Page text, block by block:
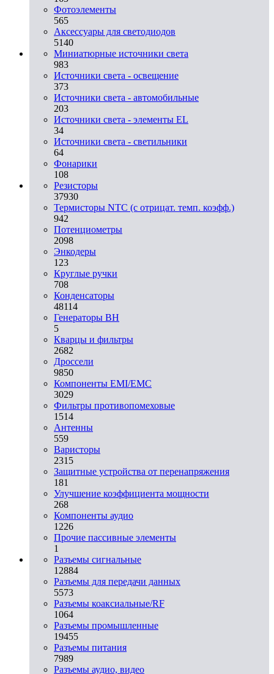
Фотоэлементы
565
Аксессуары для светодиодов
5140
Миниатюрные источники света
983
Источники света - освещение
373
Источники света - автомобильные
203
Источники света - элементы EL
34
Источники света - светильники
64
Фонарики
108
Резисторы
37930
Термисторы NTC (с отрицат. темп. коэфф.)
942
Потенциометры
2098
Энкодеры
123
Круглые ручки
708
Конденсаторы
48114
Генераторы ВН
5
Кварцы и фильтры
2682
Дроссели
9850
Компоненты EMI/EMC
3029
Фильтры противопомеховые
1514
Антенны
559
Варисторы
2315
Защитные устройства от перенапряжения
181
Улучшение коэффициента мощности
268
Компоненты аудио
1226
Прочие пассивные элементы
1
Разъeмы сигнальные
12884
Разъeмы для передачи данных
5573
Разъeмы коаксиальные/RF
1064
Разъeмы промышленные
19455
Разъeмы питания
7989
Разъeмы аудио, видео